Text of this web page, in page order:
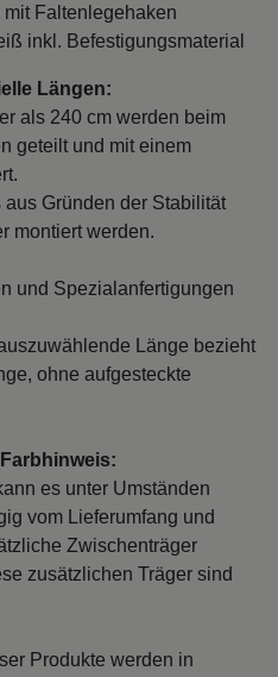
Faltenlegehaken
inkl. Befestigungsmaterial
Längen:
als 240 cm werden beim
geteilt und mit einem
Gründen der Stabilität
montiert werden.
und Spezialanfertigungen
Länge bezieht
ohne aufgesteckte
es unter Umständen
vom Lieferumfang und
Zwischenträger
zusätzlichen Träger sind
Produkte werden in